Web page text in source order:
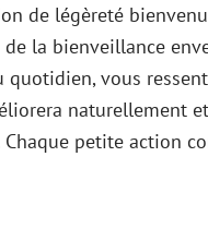
de légèreté
la bienveillance
vous
naturellement
petite action